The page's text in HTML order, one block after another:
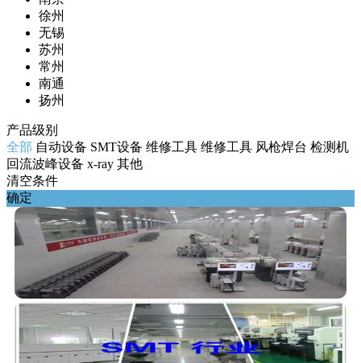
徐州
无锡
苏州
常州
南通
扬州
产品级别
全部 自动设备 SMT设备 维修工具 维修工具 风枪焊台 检测机
回流波峰设备 x-ray 其他
清空条件
确定